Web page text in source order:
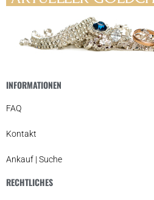
INFORMATIONEN
FAQ
Kontakt
Ankauf | Suche
RECHTLICHES